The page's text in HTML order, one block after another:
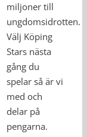
miljoner till
ungdomsidrotten.
Välj Köping
Stars nästa
gång du
spelar så är vi
med och
delar på
pengarna.